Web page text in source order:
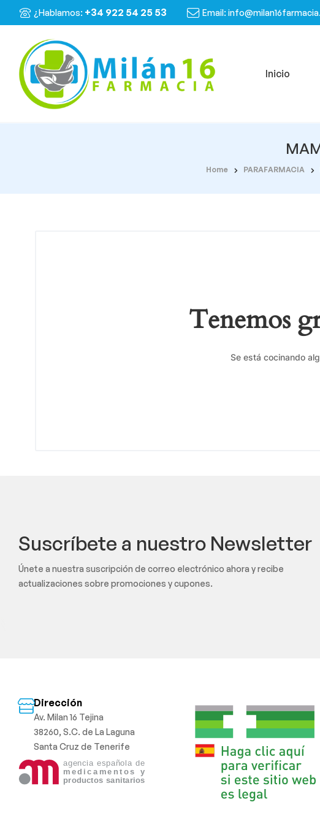
¿Hablamos: +34 922 54 25 53 Email:
Inicio
Home PARAFARMACIA
Tenemos
Se está cocinando
Suscríbete a nuestro Newsletter
Únete a nuestra suscripción de correo electrónico ahora y recibe
actualizaciones sobre promociones y cupones.
Dirección
Av. Milan 16 Tejina
38260, S.C. de La Laguna
Santa Cruz de Tenerife